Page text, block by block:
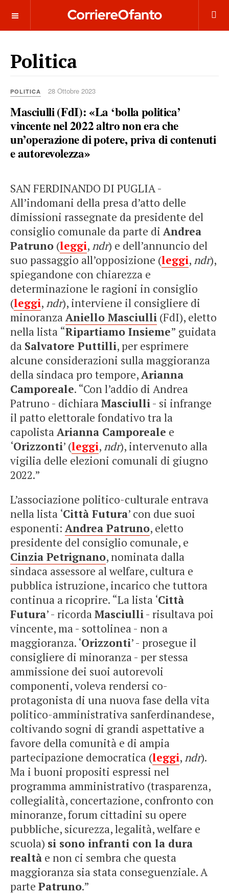
Politica
POLITICA 28 Ottobre 2023
Masciulli (FdI): «La ‘bolla politica’
vincente nel 2022 altro non era che
un’operazione di potere, priva di contenuti
e autorevolezza»
SAN FERDINANDO DI PUGLIA -
All’indomani della presa d’atto delle
dimissioni rassegnate da presidente del
consiglio comunale da parte diAndrea
Patruno (leggi,ndr) e dell’annuncio del
suo passaggio all’opposizione (leggi,ndr),
spiegandone con chiarezza e
determinazione le ragioni in consiglio
(leggi,ndr), interviene il consigliere di
minoranzaAniello Masciulli (FdI), eletto
nella lista “Ripartiamo Insieme” guidata
da Salvatore Puttilli, per esprimere
alcune considerazioni sulla maggioranza
della sindaca pro tempore,Arianna
Camporeale. “Con l’addio di Andrea
Patruno - dichiaraMasciulli- si infrange
il patto elettorale fondativo tra la
capolistaArianna Camporeale e
‘Orizzonti’ (leggi,ndr), intervenuto alla
vigilia delle elezioni comunali di giugno
2022.”
L’associazione politico-culturale entrava
nella lista ‘Città Futura’ con due suoi
esponenti:Andrea Patruno, eletto
presidente del consiglio comunale, e
Cinzia Petrignano, nominata dalla
sindaca assessore al welfare, cultura e
pubblica istruzione, incarico che tuttora
continua a ricoprire. “La lista ‘Città
Futura’ - ricordaMasciulli- risultava poi
vincente, ma - sottolinea - non a
maggioranza. ‘Orizzonti’ - prosegue il
consigliere di minoranza - per stessa
ammissione dei suoi autorevoli
componenti, voleva rendersi co-
protagonista di una nuova fase della vita
politico-amministrativa sanferdinandese,
coltivando sogni di grandi aspettative a
favore della comunità e di ampia
partecipazione democratica (leggi,ndr).
Ma i buoni propositi espressi nel
programma amministrativo (trasparenza,
collegialità, concertazione, confronto con
minoranze, forum cittadini su opere
pubbliche, sicurezza, legalità, welfare e
scuola) si sono infranti con la dura
realtà e non ci sembra che questa
maggioranza sia stata conseguenziale. A
parte Patruno.”